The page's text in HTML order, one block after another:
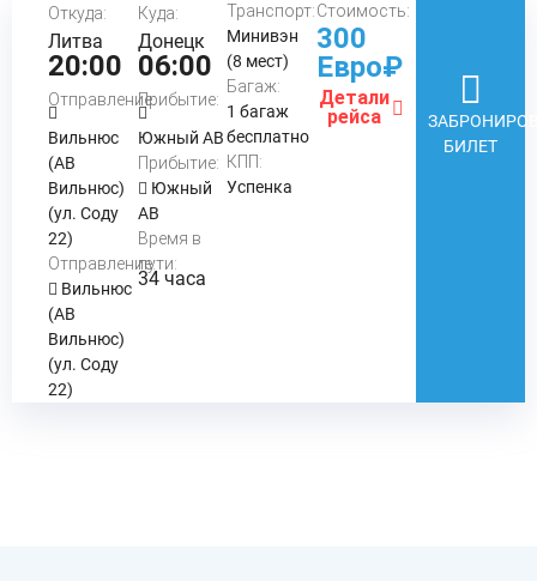
Откуда:
Литва
20:00
Отправление:
Вильнюс
(АВ
Вильнюс)
(ул. Соду
22)
Отправление:
Вильнюс
(АВ
Вильнюс)
(ул. Соду
22)
Куда:
Донецк
06:00
Прибытие:
Южный АВ
Прибытие:
Южный
АВ
Время в
пути:
34 часа
Транспорт:
Минивэн
(8 мест)
Багаж:
1 багаж
бесплатно
КПП:
Успенка
Стоимость:
300
Евро₽
Детали
рейса
БИЛЕТ